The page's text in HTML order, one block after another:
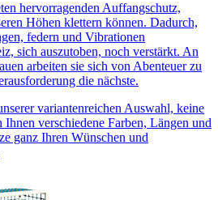
hervorragenden Auffangschutz,
Höhen klettern können. Dadurch,
federn und Vibrationen
sich auszutoben, noch verstärkt. An
arbeiten sie sich von Abenteuer zu
die nächste.
variantenreichen Auswahl, keine
Ihnen verschiedene Farben, Längen und
ganz Ihren Wünschen und